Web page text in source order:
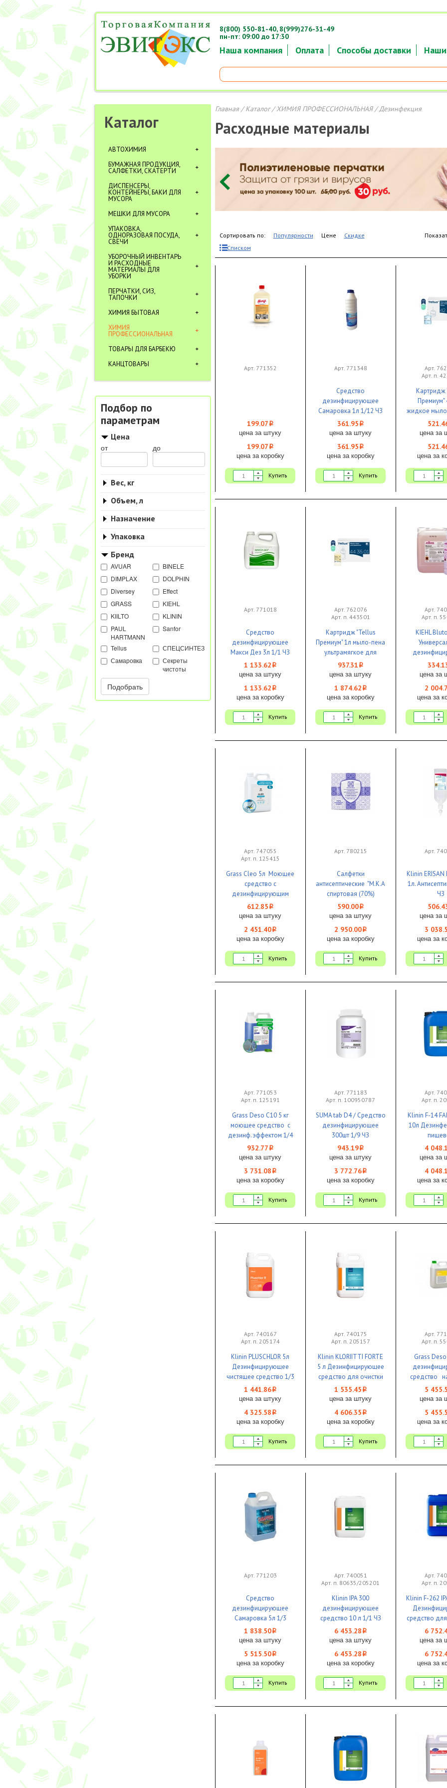
Наша компания Оплата Способы доставки Наши
8(800) 550-81-40, 8(999)276-31-49
пн-пт: 09:00 до 17:30
Каталог
АВТОХИМИЯ
БУМАЖНАЯ ПРОДУКЦИЯ,
САЛФЕТКИ, СКАТЕРТИ
ДИСПЕНСЕРЫ,
КОНТЕЙНЕРЫ, БАКИ ДЛЯ
МУСОРА
МЕШКИ ДЛЯ МУСОРА
УПАКОВКА,
ОДНОРАЗОВАЯ ПОСУДА,
СВЕЧИ
УБОРОЧНЫЙ ИНВЕНТАРЬ
И РАСХОДНЫЕ
МАТЕРИАЛЫ ДЛЯ
УБОРКИ
ПЕРЧАТКИ, СИЗ,
ТАПОЧКИ
ХИМИЯ БЫТОВАЯ
ХИМИЯ
ПРОФЕССИОНАЛЬНАЯ
ТОВАРЫ ДЛЯ БАРБЕКЮ
КАНЦТОВАРЫ
Подбор по
параметрам
Цена
от до
Вес, кг
Объем, л
Назначение
Упаковка
Бренд
AVUAR
BINELE
DIMPLAX
DOLPHIN
Diversey
Effect
GRASS
KIEHL
KIILTO
KLININ
PAUL
HARTMANN
Sanfor
Tellus
СПЕЦСИНТЕЗ
Самаровка
Секреты
чистоты
Подобрать
Главная/Каталог/ХИМИЯ ПРОФЕССИОНАЛЬНАЯ/ Дезинфекция
Расходные материалы
Сортировать по: Популярности Цене Скидке
Списком
Арт. 771352
199.07 i
цена за штуку
199.07 i
цена за коробку
Купить
Арт. 771348
Средство
дезинфицирующее
Самаровка 1л 1/12 ЧЗ
361.95 i
цена за штуку
361.95 i
цена за коробку
Купить
Арт.
Арт. п.
Картридж
Премиум"
жидкое
тела и волос
цена за
цена за
Арт. 771018
Средство
дезинфицирующее
Макси Дез 3л 1/1 ЧЗ
1 133.62 i
цена за штуку
1 133.62 i
цена за коробку
Купить
Арт. 762076
Арт. п. 443501
Картридж "Tellus
Премиум" 1л мыло-пена
ультрамягкое для
системы S4/SC4 1/6 ЧЗ
937.31 i
цена за штуку
1 874.62 i
цена за коробку
Купить
Арт.
Арт. п.
KIEHL
средство
цена за
2
цена за
Арт. 747055
Арт. п. 125415
Grass Cleo 5л Моющее
средство с
дезинфицирующим
эффектом 1/4 ЧЗ
612.85 i
цена за штуку
2 451.40i
цена за коробку
Купить
Арт. 780215
Салфетки
антисептические "М.К.Асептика"
спиртовая (70%)
размер 135мм*185мм
120шт 1/5
590.00i
цена за штуку
2 950.00i
цена за коробку
Купить
Арт.
Klinin ERISAN
1л.
ЧЗ
цена за
3
цена за
Арт. 771053
Арт. п. 125191
Grass Deso C10 5 кг
моющее средство с
дезинф. эффектом 1/4
ЧЗ
932.77 i
цена за штуку
3 731.08 i
цена за коробку
Купить
Арт. 771183
Арт. п. 100950787
SUMA tab D4 / Средство
дезинфицирующее
300шт 1/9 ЧЗ
943.19i
цена за штуку
3 772.76i
цена за коробку
Купить
Арт.
Арт. п.
Klinin F-14
10л
4
цена за
4
цена за
Арт. 740167
Арт. п. 205174
Klinin PLUSCHLOR 5л
Дезинфицирующее
чистящее средство 1/3
1 441.86i
цена за штуку
4 325.58 i
цена за коробку
Купить
Арт. 740175
Арт. п. 205157
Klinin KLORIITTI FORTE
5 л Дезинфицирующее
средство для очистки
овощей,фруктов,
зелени 1/3 ЧЗ
1 535.45 i
цена за штуку
4 606.35 i
цена за коробку
Купить
Арт.
Арт. п.
Grass
средство
1/1
5
цена за
5
цена за
Арт. 771203
Средство
дезинфицирующее
Самаровка 5л 1/3
1 838.50i
цена за штуку
5 515.50i
цена за коробку
Купить
Арт. 740051
Арт. п. 80635/205201
Klinin IPA 300
дезинфицирующее
средство 10 л 1/1 ЧЗ
6 453.28 i
цена за штуку
6 453.28 i
цена за коробку
Купить
Арт.
Арт. п.
Klinin F-262
средство
6
цена за
6
цена за